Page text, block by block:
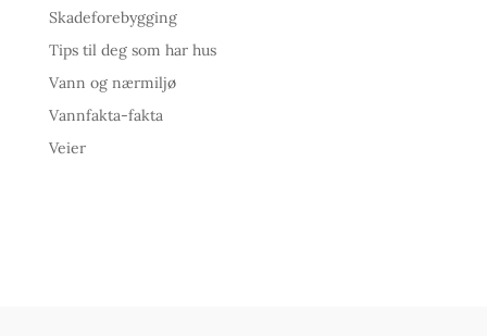
Skadeforebygging
Tips til deg som har hus
Vann og nærmiljø
Vannfakta-fakta
Veier